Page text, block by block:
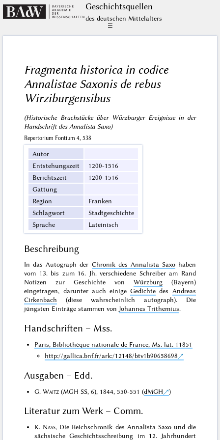
Geschichts­quellen
des deutschen Mittelalters
☰
Fragmenta historica in codice
Annalistae Saxonis de rebus
Wirziburgensibus
(Historische Bruchstücke über Würzburger Ereignisse in der
Handschrift des Annalista Saxo)
Repertorium Fontium 4, 538
Autor
Entstehungszeit
1200-1516
Berichtszeit
1200-1516
Gattung
Region
Franken
Schlagwort
Stadtgeschichte
Sprache
Lateinisch
Beschreibung
In das Autograph der Chronik des Annalista Saxohaben
vom 13. bis zum 16. Jh. verschiedene Schreiber am Rand
Notizen zur Geschichte von Würzburg(Bayern)
eingetragen, darunter auch einigeGedichte des Andreas
Cirkenbach (diese wahrscheinlich autograph). Die
jüngsten Einträge stammen von Johannes Trithemius.
Handschriften – Mss.
Paris, Bibliothèque nationale de France, Ms. lat. 11851
http://gallica.bnf.fr/ark:/12148/btv1b90658698
Ausgaben – Edd.
G.Waitz (MGH SS, 6), 1844, 550-551 (dMGH )
Literatur zum Werk – Comm.
K. Nass, Die Reichschronik des Annalista Saxo und die
sächsische Geschichtsschreibung im 12. Jahrhundert